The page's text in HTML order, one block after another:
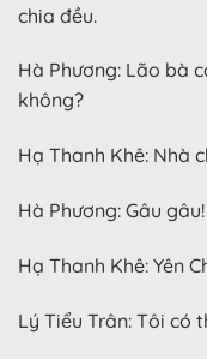
chia đều.
Hà Phương: Lão bà
không?
Hạ Thanh Khê: Nhà
Hà Phương: Gâu gâu!
Hạ Thanh Khê: Yên
Lý Tiểu Trân: Tôi có